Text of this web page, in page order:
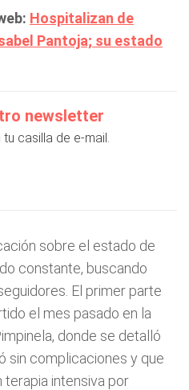
Hospitalizan de
Pantoja; su estado
newsletter
casilla de e-mail.
sobre el estado de
constante, buscando
El primer parte
el mes pasado en la
donde se detalló
sin complicaciones y que
terapia intensiva por